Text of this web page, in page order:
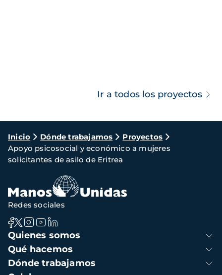
Ir a todos los proyectos
Ruta
de
navegación
Inicio Dónde trabajamos
Proyectos
Apoyo psicosocial y económico a mujeres
solicitantes de asilo de Eritrea
Navegación
principal
Quienes somos
Qué hacemos
Dónde trabajamos
Redes sociales